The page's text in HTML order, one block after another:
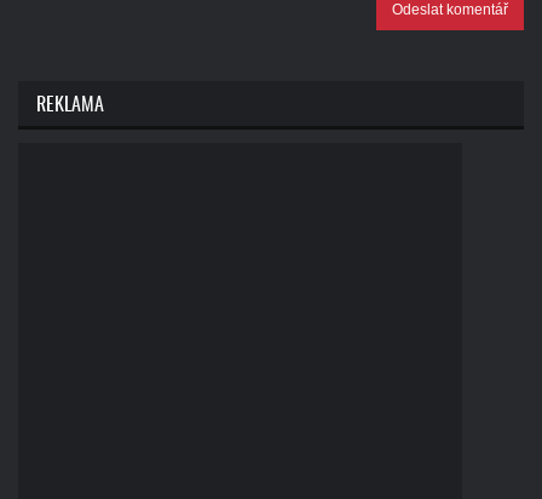
Odeslat komentář
REKLAMA